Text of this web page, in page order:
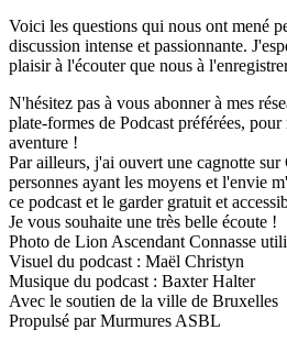
Voici les questions qui nous ont mené
discussion intense et passionnante.
plaisir à l'écouter que nous à
N'hésitez pas à vous abonner à mes
plate-formes de Podcast préférées,
aventure !
Par ailleurs, j'ai ouvert une cagnotte
personnes ayant les moyens et l'envie
ce podcast et le garder gratuit et
Je vous souhaite une très belle écoute !
Photo de Lion Ascendant Connasse
Visuel du podcast : Maël Christyn
Musique du podcast : Baxter Halter
Avec le soutien de la ville de Bruxelles
Propulsé par Murmures ASBL